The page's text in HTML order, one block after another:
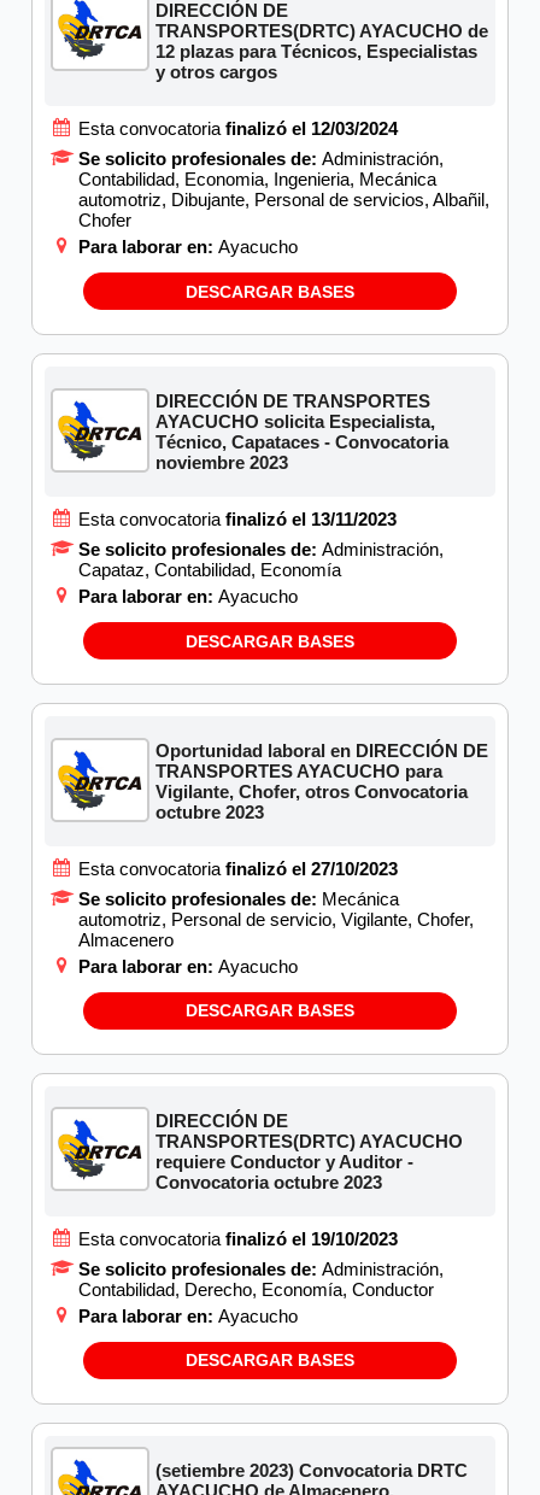
DIRECCIÓN DE
TRANSPORTES(DRTC) AYACUCHO de
12 plazas para Técnicos, Especialistas
y otros cargos
Esta convocatoriafinalizó el 12/03/2024
Se solicito profesionales de: Administración,
Contabilidad, Economia, Ingenieria, Mecánica
automotriz, Dibujante, Personal de servicios, Albañil,
Chofer
Para laborar en: Ayacucho
DESCARGAR BASES
DIRECCIÓN DE TRANSPORTES
AYACUCHO solicita Especialista,
Técnico, Capataces - Convocatoria
noviembre 2023
Esta convocatoria finalizó el 13/11/2023
Se solicito profesionales de: Administración,
Capataz, Contabilidad, Economía
Para laborar en: Ayacucho
DESCARGAR BASES
Oportunidad laboral en DIRECCIÓN DE
TRANSPORTES AYACUCHO para
Vigilante, Chofer, otros Convocatoria
octubre 2023
Esta convocatoria finalizó el 27/10/2023
Se solicito profesionales de: Mecánica
automotriz, Personal de servicio, Vigilante, Chofer,
Almacenero
Para laborar en: Ayacucho
DESCARGAR BASES
DIRECCIÓN DE
TRANSPORTES(DRTC) AYACUCHO
requiere Conductor y Auditor -
Convocatoria octubre 2023
Esta convocatoria finalizó el 19/10/2023
Se solicito profesionales de: Administración,
Contabilidad, Derecho, Economía, Conductor
Para laborar en: Ayacucho
DESCARGAR BASES
(setiembre 2023) Convocatoria DRTC
AYACUCHO de Almacenero,